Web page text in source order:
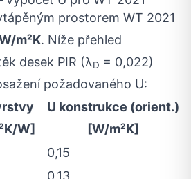
prostorem WT 2021
m²K. Níže přehled
desek PIR (λD = 0,022)
požadovaného U:
W]
U konstrukce (orient.)
[W/m²K]
0,15
0,13